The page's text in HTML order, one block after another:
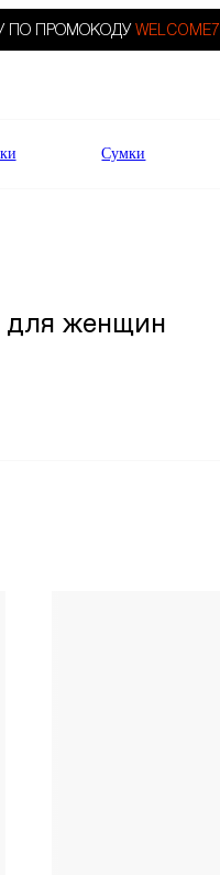
ПО ПРОМОКОДУ WELCOME7.
Сумки
для женщин